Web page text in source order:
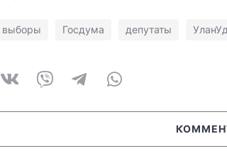
выборы Госдума депутаты